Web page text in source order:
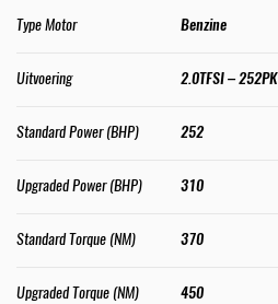
Type Motor Benzine
Uitvoering 2.0TFSI – 252PK
Standard Power (BHP) 252
Upgraded Power (BHP) 310
Standard Torque (NM) 370
Upgraded Torque (NM) 450